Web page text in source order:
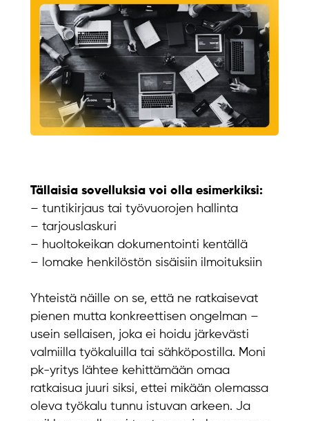
Tällaisia sovelluksia voi olla esimerkiksi:
– tuntikirjaus tai työvuorojen hallinta
– tarjouslaskuri
– huoltokeikan dokumentointi kentällä
– lomake henkilöstön sisäisiin ilmoituksiin
Yhteistä näille on se, että ne ratkaisevat
pienen mutta konkreettisen ongelman –
usein sellaisen, joka ei hoidu järkevästi
valmiilla työkaluilla tai sähköpostilla. Moni
pk-yritys lähtee kehittämään omaa
ratkaisua juuri siksi, ettei mikään olemassa
oleva työkalu tunnu istuvan arkeen. Ja